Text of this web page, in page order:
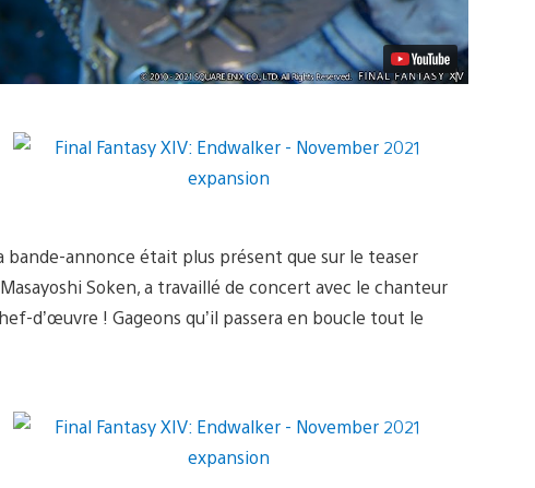
annonce était plus présent que sur le teaser
Soken, a travaillé de concert avec le chanteur
d’œuvre ! Gageons qu’il passera en boucle tout le